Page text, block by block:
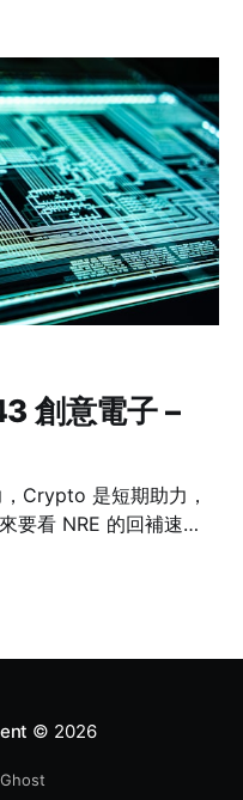
創意電子 –
Crypto 是短期助力，
要看 NRE 的回補速
© 2026